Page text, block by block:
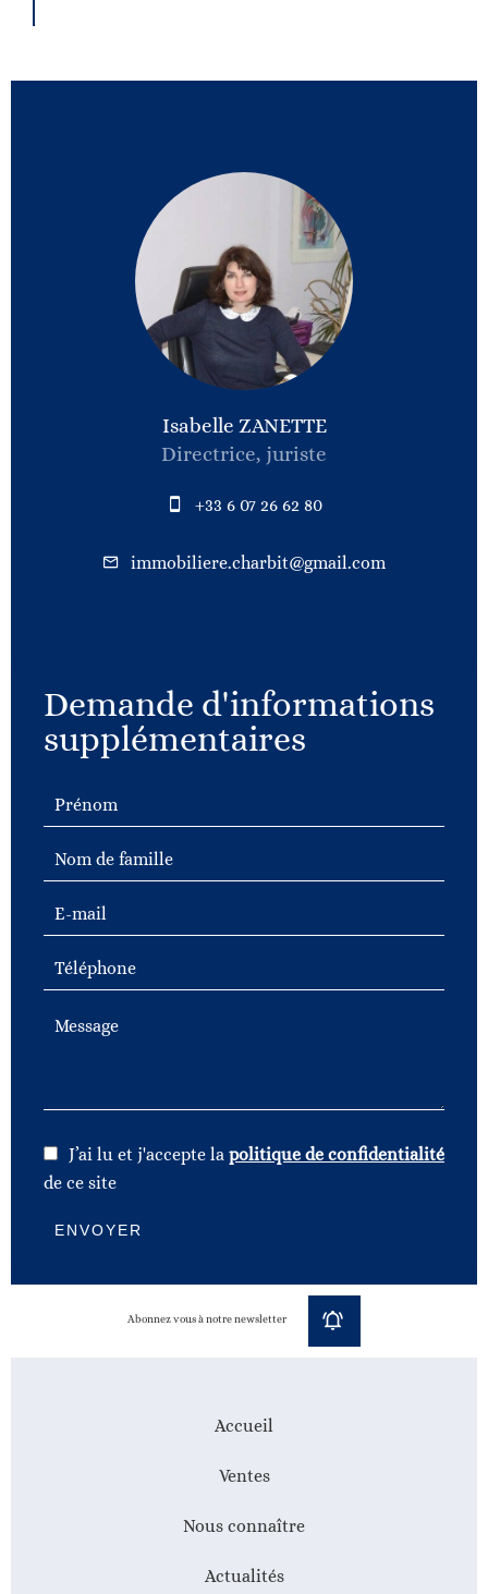
Isabelle ZANETTE
Directrice, juriste
+33 6 07 26 62 80
immobiliere.charbit@gmail.com
Demande d'informations
supplémentaires
J’ai lu et j'accepte la politique de confidentialité
de ce site
ENVOYER
Abonnez vous à notre newsletter
Accueil
Ventes
Nous connaître
Actualités